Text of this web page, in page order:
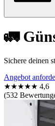
🚛
Sichere deinen
Angebot
★★★★★ 4,6
(532